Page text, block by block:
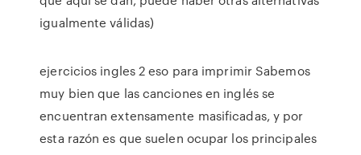
igualmente válidas)
ejercicios ingles 2 eso para imprimir Sabemos
muy bien que las canciones en inglés se
encuentran extensamente masificadas, y por
esta razón es que suelen ocupar los principales